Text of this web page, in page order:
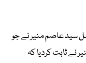
سید عاصم منیر نے جو
نے ثابت کردیا کہ